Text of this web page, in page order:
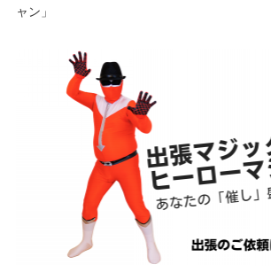
ャン」